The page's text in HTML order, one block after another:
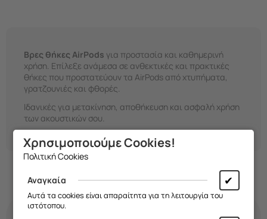
Βρες θήκες AirPods για προστασία και καθημερινή
χρήση. Επίλεξε ανάμεσα σε ανθεκτικές και πρακτικές
θήκες που προστατεύουν τα AirPods από χτυπήματα,
γρατζουνιές και φθορές.
Ιδανικές για μετακίνηση, αποθήκευση και ασφαλή χρήση
των ακουστικών σου.
Χρησιμοποιούμε Cookies!
Πολιτική Cookies
Αναγκαία ✔
Αυτά τα cookies είναι απαραίτητα για τη λειτουργία του
ιστότοπου.